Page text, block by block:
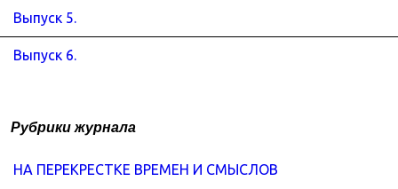
Выпуск 5.
Выпуск 6.
Рубрики журнала
НА ПЕРЕКРЕСТКЕ ВРЕМЕН И СМЫСЛОВ